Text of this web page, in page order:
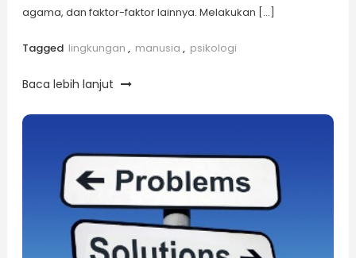
agama, dan faktor-faktor lainnya. Melakukan […]
Tagged lingkungan , manusia , psikologi
Baca lebih lanjut